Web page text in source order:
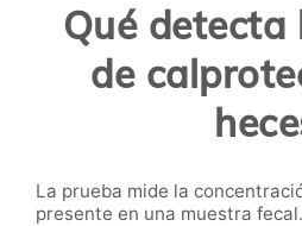
Qué detecta
de
La prueba mide la
presente en una muestra fecal.